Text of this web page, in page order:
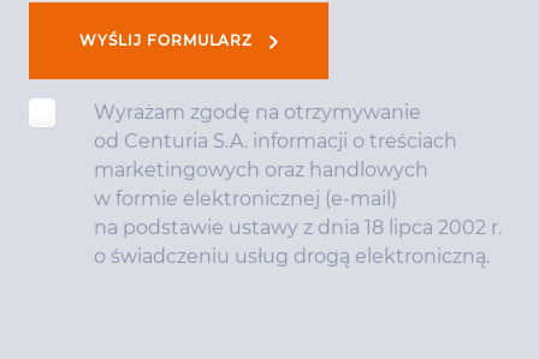
WYŚLIJ FORMULARZ
Wyrażam zgodę na otrzymywanie
od Centuria S.A. informacji o treściach
marketingowych oraz handlowych
w formie elektronicznej (e-mail)
na podstawie ustawy z dnia 18 lipca 2002 r.
o świadczeniu usług drogą elektroniczną.